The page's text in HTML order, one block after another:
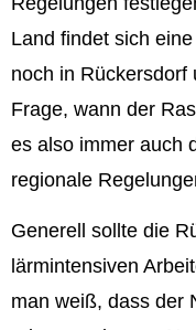
Land findet sich
noch in
Frage, wann der
es also immer auch
regionale
Generell sollte die
lärmintensiven
man weiß, dass der